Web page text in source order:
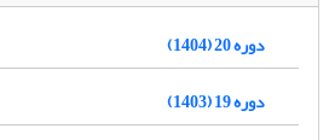
دوره 20 (1404)
دوره 19 (1403)